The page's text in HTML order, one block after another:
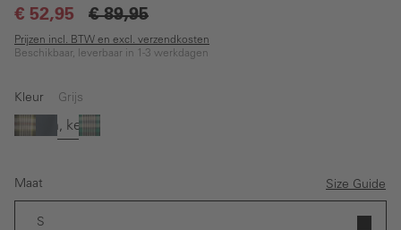
€ 52,95 € 89,95
Prijzen incl. BTW en excl. verzendkosten
Beschikbaar, leverbaar in 1-3 werkdagen
Kleur Grijs
GroenBlauw
(Deze optie is momenteel niet beschikbaar.)
GrijsLicht groen
(Deze optie is momenteel niet beschikbaar.)
Maat Size Guide
S